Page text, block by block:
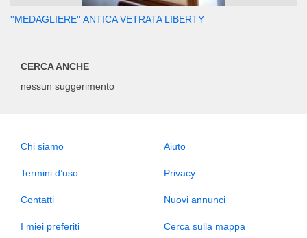
''MEDAGLIERE'' ANTICA VETRATA LIBERTY
CERCA ANCHE
nessun suggerimento
Chi siamo Aiuto
Termini d’uso Privacy
Contatti Nuovi annunci
I miei preferiti Cerca sulla mappa